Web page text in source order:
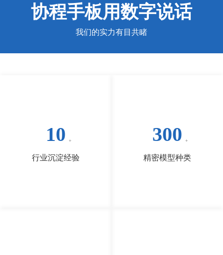
协程手板用数字说话
我们的实力有目共睹
10
行业沉淀经验
300
精密模型种类